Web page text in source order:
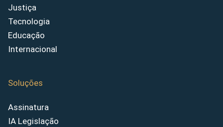
Justiça
Tecnologia
Educação
Internacional
Soluções
Assinatura
IA Legislação